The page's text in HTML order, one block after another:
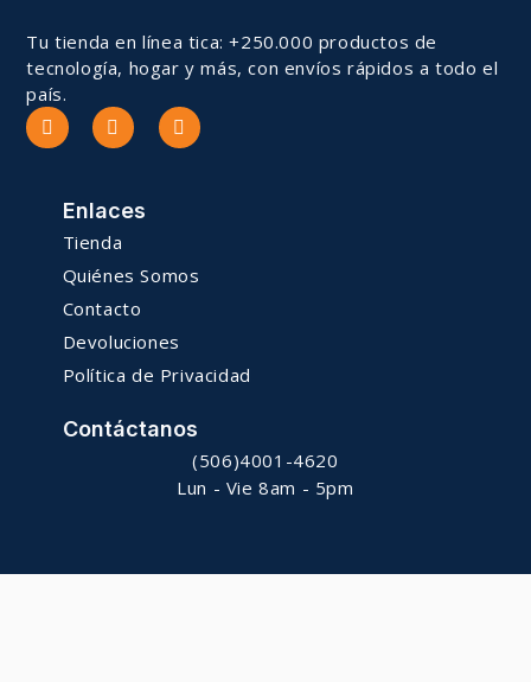
Tu tienda en línea tica: +250.000 productos de
tecnología, hogar y más, con envíos rápidos a todo el
país.
Enlaces
Tienda
Quiénes Somos
Contacto
Devoluciones
Política de Privacidad
Contáctanos
(506)4001-4620
Lun - Vie 8am - 5pm